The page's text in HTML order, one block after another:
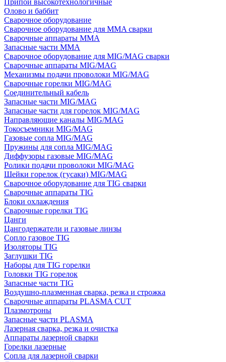
Припои высокотехнологичные
Олово и баббит
Сварочное оборудование
Сварочное оборудование для MMA сварки
Сварочные аппараты MMA
Запасные части MMA
Сварочное оборудование для MIG/MAG сварки
Сварочные аппараты MIG/MAG
Механизмы подачи проволоки MIG/MAG
Сварочные горелки MIG/MAG
Соединительный кабель
Запасные части MIG/MAG
Запасные части для горелок MIG/MAG
Направляющие каналы MIG/MAG
Токосъемники MIG/MAG
Газовые сопла MIG/MAG
Пружины для сопла MIG/MAG
Диффузоры газовые MIG/MAG
Ролики подачи проволоки MIG/MAG
Шейки горелок (гусаки) MIG/MAG
Сварочное оборудование для TIG сварки
Сварочные аппараты TIG
Блоки охлаждения
Сварочные горелки TIG
Цанги
Цангодержатели и газовые линзы
Сопло газовое TIG
Изоляторы TIG
Заглушки TIG
Наборы для TIG горелки
Головки TIG горелок
Запасные части TIG
Воздушно-плазменная сварка, резка и строжка
Сварочные аппараты PLASMA CUT
Плазмотроны
Запасные части PLASMA
Лазерная сварка, резка и очистка
Аппараты лазерной сварки
Горелки лазерные
Сопла для лазерной сварки